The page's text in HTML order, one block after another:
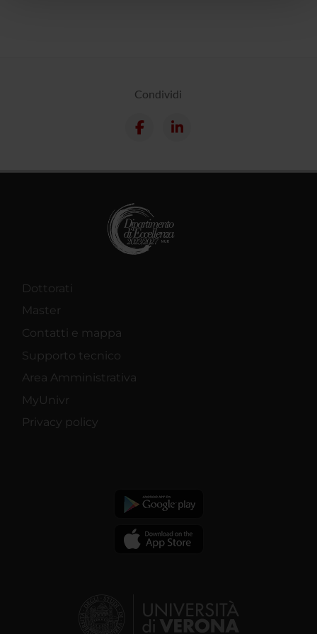
Condividi
Dottorati
Master
Contatti e mappa
Supporto tecnico
Area Amministrativa
MyUnivr
Privacy policy